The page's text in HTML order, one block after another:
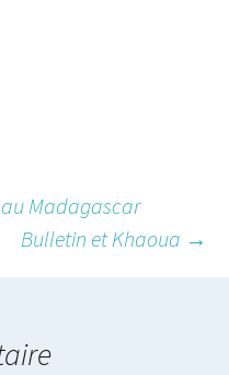
au Madagascar
Bulletin et Khaoua →